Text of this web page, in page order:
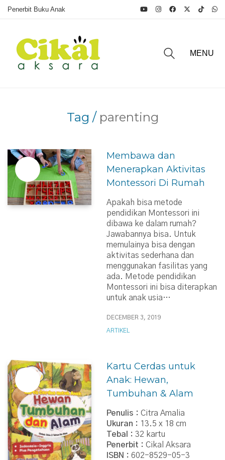
Penerbit Buku Anak
MENU
Tag / parenting
Membawa dan
Menerapkan Aktivitas
Montessori Di Rumah
Apakah bisa metode
pendidikan Montessori ini
dibawa ke dalam rumah?
Jawabannya bisa. Untuk
memulainya bisa dengan
aktivitas sederhana dan
menggunakan fasilitas yang
ada. Metode pendidikan
Montessori ini bisa diterapkan
untuk anak usia…
DECEMBER 3, 2019
ARTIKEL
Kartu Cerdas untuk
Anak: Hewan,
Tumbuhan & Alam
Penulis : Citra Amalia
Ukuran : 13.5 x 18 cm
Tebal : 32 kartu
Penerbit : Cikal Aksara
ISBN : 602-8529-05-3